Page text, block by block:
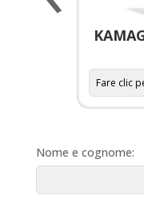
Nome e cognome: